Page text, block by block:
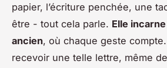
papier, l’écriture penchée, une
être - tout cela parle. Elle
ancien, où chaque geste
recevoir une telle lettre, même